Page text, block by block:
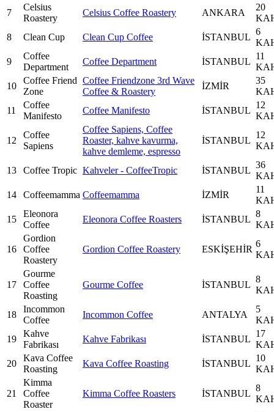
7
Celsius
Roastery
Celsius Coffee Roastery ANKARA
20
8
Clean Cup Clean Cup Coffee İSTANBUL
6
9
Coffee
Department
Coffee Department İSTANBUL
11
10
Coffee Friend
Zone
Coffee Friendzone 3rd Wave
Coffee & Roastery
İZMİR
35
11
Coffee
Manifesto
Coffee Manifesto İSTANBUL
12
12
Coffee
Sapiens
Coffee Sapiens, Coffee
Roaster, kahve kavurma,
kahve demleme, espresso
İSTANBUL
12
13 Coffee Tropic Kahveler - CoffeeTropic İSTANBUL
36
14
Coffeemamma Coffeemamma İZMİR
11
15
Eleonora
Coffee
Eleonora Coffee Roasters İSTANBUL
8
16
Gordion
Coffee
Roastery
Gordion Coffee Roastery ESKİŞEHİR
6
17
Gourme
Coffee
Roasting
Gourme Coffee İSTANBUL
8
18
Incommon
Coffee
Incommon Coffee ANTALYA
5
19
Kahve
Fabrikası
Kahve Fabrikası İSTANBUL
17
20
Kava Coffee
Roasting
Kava Coffee Roasting İSTANBUL
10
21
Kimma
Coffee
Roaster
Kimma Coffee Roasters İSTANBUL
8